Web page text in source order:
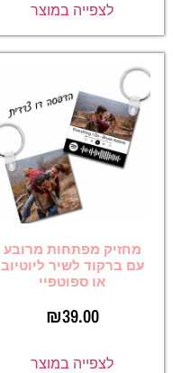
לצפייה במוצר
מחזיק מפתחות מרובע
עם ברקוד לשיר ליוטיוב
או ספוטפיי
₪39.00
לצפייה במוצר